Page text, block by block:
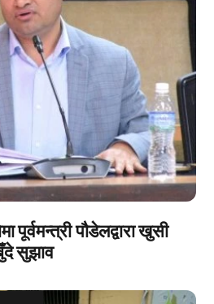
पूर्वमन्त्री पौडेलद्वारा खुसी
सुझाव